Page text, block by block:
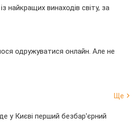
найкращих винаходів світу, за
одружуватися онлайн. Але не
Ще
у Києві перший безбар'єрний